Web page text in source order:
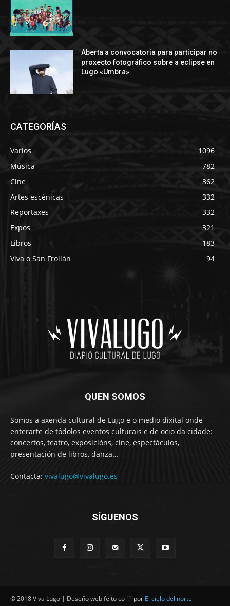
Aberta a convocatoria para participar no
proxecto fotográfico sobre a eclipse en
Lugo «Umbra»
CATEGORÍAS
Varios
1096
Música
782
Cine
362
Artes escénicas
332
Reportaxes
332
Expos
321
Libros
183
Viva o San Froilán
94
QUEN SOMOS
Somos a axenda cultural de Lugo e o medio dixital onde
enterarte de tódolos eventos culturais e de ocio da cidade:
concertos, teatro, exposicións, cine, espectáculos,
presentación de libros, danza…
Contacta: vivalugo@vivalugo.es
SÍGUENOS
© 2018 Viva Lugo | Deseño web feito co ♡ por El cielo del norte